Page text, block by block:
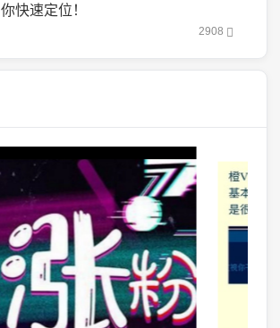
你快速定位！
2908